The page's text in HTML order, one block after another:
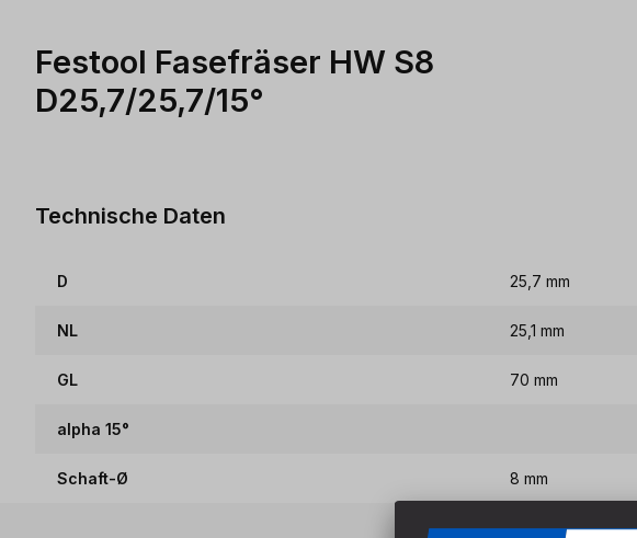
Festool Fasefräser HW S8
D25,7/25,7/15°
Technische Daten
D 25,7 mm
NL 25,1 mm
GL 70 mm
alpha 15°
Schaft-Ø 8 mm